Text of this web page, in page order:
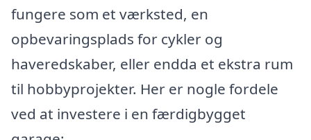
fungere som et værksted, en
opbevaringsplads for cykler og
haveredskaber, eller endda et ekstra rum
til hobbyprojekter. Her er nogle fordele
ved at investere i en færdigbygget